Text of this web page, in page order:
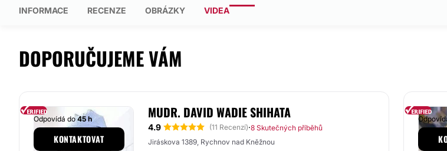
INFORMACE RECENZE OBRÁZKY VIDEA
DOPORUČUJEME VÁM
MUDR. DAVID WADIE SHIHATA
4.9 (11 Recenzí)·8 Skutečných příběhů
Jiráskova 1389, Rychnov nad Kněžnou
Odpovídá do45 h
KONTAKTOVAT